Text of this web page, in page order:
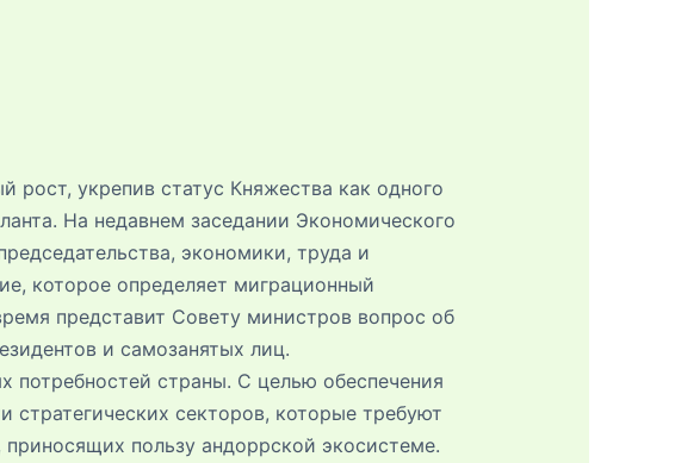
рост, укрепив статус Княжества как одного
На недавнем заседании Экономического
экономики, труда и
которое определяет миграционный
представит Совету министров вопрос об
и самозанятых лиц.
страны. С целью обеспечения
стратегических секторов, которые требуют
пользу андоррской экосистеме.